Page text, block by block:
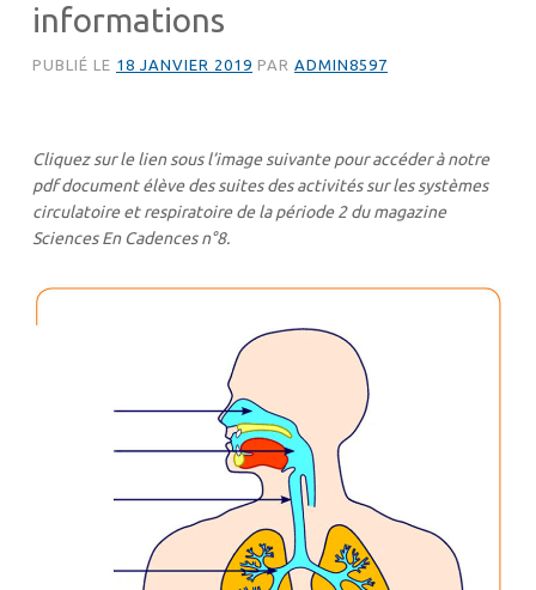
informations
PUBLIÉ LE 18 JANVIER 2019 PAR ADMIN8597
Cliquez sur le lien sous l’image suivante pour accéder à notre
pdf document élève des suites des activités sur les systèmes
circulatoire et respiratoire de la période 2 du magazine
Sciences En Cadences n°8.